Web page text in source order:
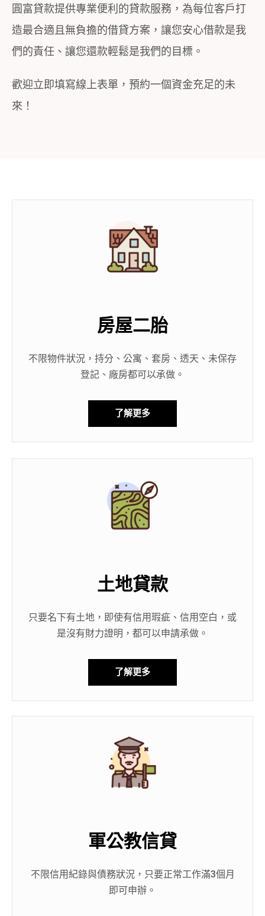
圓富貸款提供專業便利的貸款服務，為每位客戶打
造最合適且無負擔的借貸方案，讓您安心借款是我
們的責任、讓您還款輕鬆是我們的目標。
歡迎立即填寫線上表單，預約一個資金充足的未
來！
房屋二胎
不限物件狀況，持分、公寓、套房、透天、未保存
登記、廠房都可以承做。
了解更多
土地貸款
只要名下有土地，即使有信用瑕疵、信用空白，或
是沒有財力證明，都可以申請承做。
了解更多
軍公教信貸
不限信用紀錄與債務狀況，只要正常工作滿3個月
即可申辦。